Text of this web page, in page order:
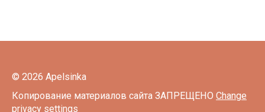
© 2026 Apelsinka
Копирование материалов сайта ЗАПРЕЩЕНО Change
privacy settings